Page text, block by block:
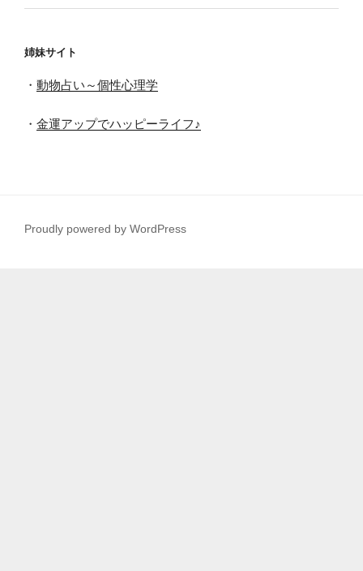
姉妹サイト
・ 動物占い～個性心理学
・ 金運アップでハッピーライフ♪
Proudly powered by WordPress